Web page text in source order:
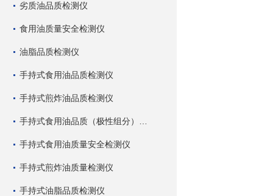
劣质油品质检测仪
食用油质量安全检测仪
油脂品质检测仪
手持式食用油品质检测仪
手持式煎炸油品质检测仪
手持式食用油质量安全检测仪
手持式煎炸油质量检测仪
手持式油脂品质检测仪